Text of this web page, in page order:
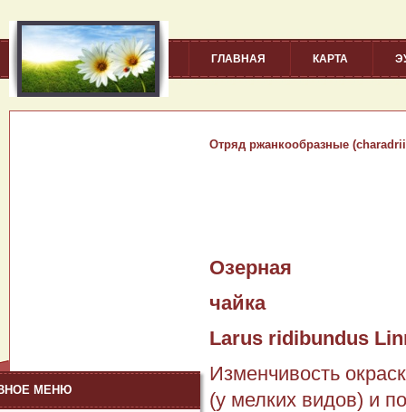
ГЛАВНАЯ КАРТА
МЕНЮ
Отряд ржанкообразные
Озерная
чайка
Larus ridibundus
Изменчивость
(у мелких видов) и